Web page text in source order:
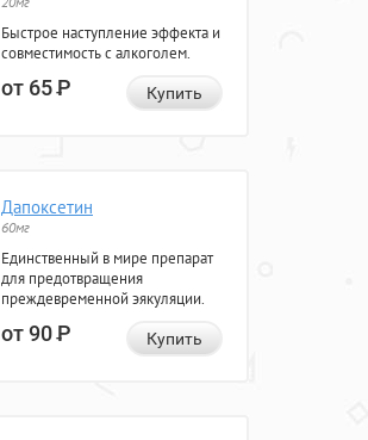
Быстрое наступление эффекта и
совместимость с алкоголем.
от 65Р Купить
Дапоксетин
60мг
Единственный в мире препарат
для предотвращения
преждевременной эякуляции.
от 90Р Купить